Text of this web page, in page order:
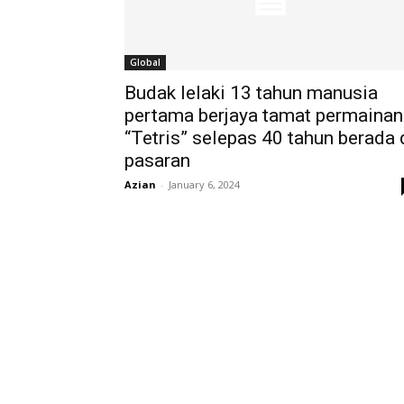
Global
Budak lelaki 13 tahun manusia
pertama berjaya tamat permainan
“Tetris” selepas 40 tahun berada
pasaran
Azian - January 6, 2024